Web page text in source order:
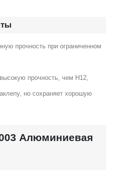
прочность при ограниченном
прочность, чем H12,
но сохраняет хорошую
Алюминиевая